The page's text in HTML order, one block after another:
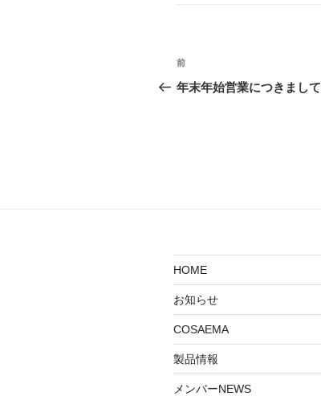
投
稿
ョ
ン
前
の
前
年末年始営業につきまして
HOME
お知らせ
COSAEMA
製品情報
メンバーNEWS